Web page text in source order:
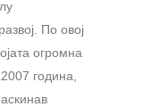
По овој
огромна
година,